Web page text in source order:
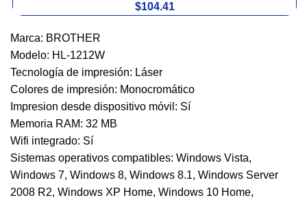
$104.41
Marca: BROTHER
Modelo: HL-1212W
Tecnología de impresión: Láser
Colores de impresión: Monocromático
Impresion desde dispositivo móvil: Sí
Memoria RAM: 32 MB
Wifi integrado: Sí
Sistemas operativos compatibles: Windows Vista,
Windows 7, Windows 8, Windows 8.1, Windows Server
2008 R2, Windows XP Home, Windows 10 Home,